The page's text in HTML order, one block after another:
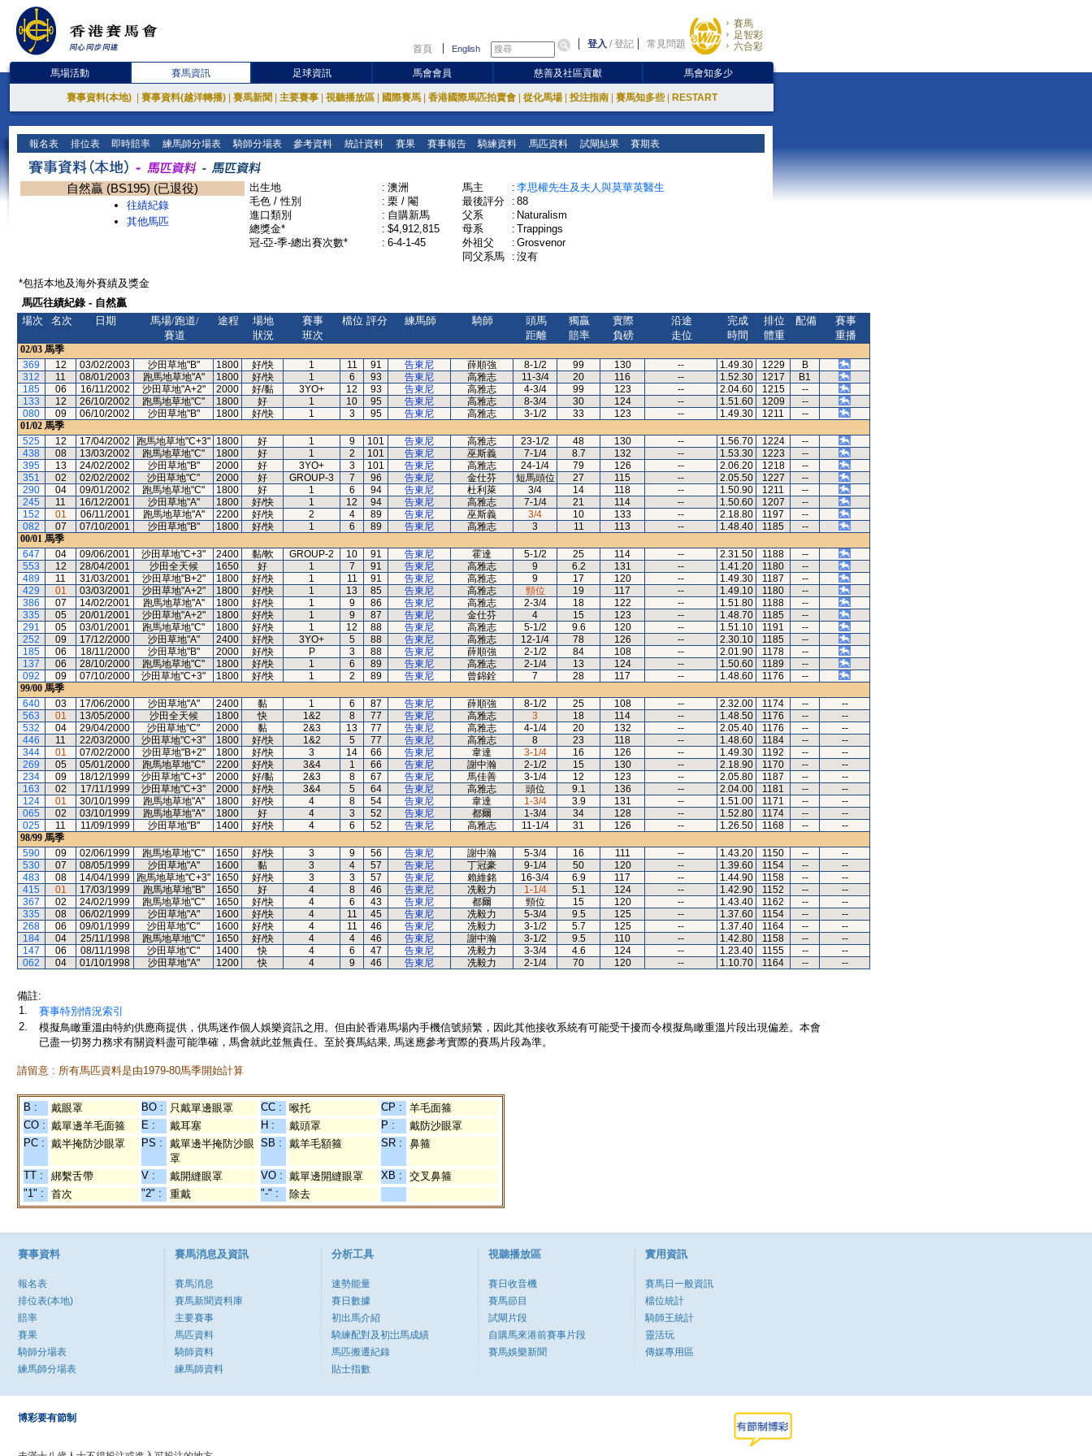
首頁 English 登入 /登記 常見問題
賽馬
足智彩
六合彩
馬場活動 賽馬資訊 足球資訊 馬會會員 慈善及社區貢獻 馬會知多少
賽事資料(本地) 賽事資料(越洋轉播) 賽馬新聞 主要賽事 視聽播放區 國際賽馬 香港國際馬匹拍賣會 從化馬場 投注指南 賽馬知多些 RESTART
報名表 排位表 即時賠率 練馬師分場表 騎師分場表 參考資料 統計資料 賽果 賽事報告 騎練資料 馬匹資料 試閘結果 賽期表
自然贏 (BS195) (已退役)
往績紀錄
其他馬匹
出生地 : 澳洲
毛色 / 性別
: 栗 / 閹
進口類別
: 自購新馬
總獎金*
: $4,912,815
冠-亞-季-總出賽次數*
: 6-4-1-45
馬主 : 李思權先生及夫人與莫華英醫生
最後評分
: 88
父系
: Naturalism
母系
: Trappings
外祖父
: Grosvenor
同父系馬
: 沒有
*包括本地及海外賽績及獎金
馬匹往績紀錄 - 自然贏
場次
名次 日期
馬場/跑道/
賽道
途程
場地
狀況
賽事
班次
檔位 評分 練馬師 騎師
頭馬
距離
獨贏
賠率
實際
負磅
沿途
走位
完成
時間
排位
體重
配備
賽事
重播
02/03 馬季
369
12 03/02/2003 沙田草地"B" 1800 好/快 1 11 91 告東尼 薛順強 8-1/2 99 130 -- 1.49.30 1229
B
312
11 08/01/2003 跑馬地草地"A" 1800 好/快 1 6 93 告東尼 高雅志 11-3/4 20 116 -- 1.52.30 1217
B1
185
06 16/11/2002 沙田草地"A+2" 2000 好/黏 3YO+ 12 93 告東尼 高雅志 4-3/4 99 123 -- 2.04.60 1215
--
133
12 26/10/2002 跑馬地草地"C" 1800 好 1 10 95 告東尼 高雅志 8-3/4 30 124 -- 1.51.60 1209
--
080
09 06/10/2002 沙田草地"B" 1800 好/快 1 3 95 告東尼 高雅志 3-1/2 33 123 -- 1.49.30 1211
--
01/02 馬季
525
12 17/04/2002 跑馬地草地"C+3" 1800 好 1 9 101 告東尼 高雅志 23-1/2 48 130 -- 1.56.70 1224
--
438
08 13/03/2002 跑馬地草地"C" 1800 好 1 2 101 告東尼 巫斯義 7-1/4 8.7 132 -- 1.53.30 1223
--
395
13 24/02/2002 沙田草地"B" 2000 好 3YO+ 3 101 告東尼 高雅志 24-1/4 79 126 -- 2.06.20 1218
--
351
02 02/02/2002 沙田草地"C" 2000 好 GROUP-3 7 96 告東尼 金仕芬 短馬頭位 27 115 -- 2.05.50 1227
--
290
04 09/01/2002 跑馬地草地"C" 1800 好 1 6 94 告東尼 杜利萊 3/4 14 118 -- 1.50.90 1211
--
245
11 16/12/2001 沙田草地"A" 1800 好/快 1 12 94 告東尼 高雅志 7-1/4 21 114 -- 1.50.60 1207
--
152
01 06/11/2001 跑馬地草地"A" 2200 好/快 2 4 89 告東尼 巫斯義 3/4 10 133 -- 2.18.80 1197
--
082
07 07/10/2001 沙田草地"B" 1800 好/快 1 6 89 告東尼 高雅志 3 11 113 -- 1.48.40 1185
--
00/01 馬季
647
04 09/06/2001 沙田草地"C+3" 2400 黏/軟 GROUP-2 10 91 告東尼 霍達 5-1/2 25 114 -- 2.31.50 1188
--
553
12 28/04/2001 沙田全天候 1650 好 1 7 91 告東尼 高雅志 9 6.2 131 -- 1.41.20 1180
--
489
11 31/03/2001 沙田草地"B+2" 1800 好/快 1 11 91 告東尼 高雅志 9 17 120 -- 1.49.30 1187
--
429
01 03/03/2001 沙田草地"A+2" 1800 好/快 1 13 85 告東尼 高雅志 頸位 19 117 -- 1.49.10 1180
--
386
07 14/02/2001 跑馬地草地"A" 1800 好/快 1 9 86 告東尼 高雅志 2-3/4 18 122 -- 1.51.80 1188
--
335
05 20/01/2001 沙田草地"A+2" 1800 好/快 1 9 87 告東尼 金仕芬 4 15 123 -- 1.48.70 1185
--
291
05 03/01/2001 跑馬地草地"C" 1800 好/快 1 12 88 告東尼 高雅志 5-1/2 9.6 120 -- 1.51.10 1191
--
252
09 17/12/2000 沙田草地"A" 2400 好/快 3YO+ 5 88 告東尼 高雅志 12-1/4 78 126 -- 2.30.10 1185
--
185
06 18/11/2000 沙田草地"B" 2000 好/快 P 3 88 告東尼 薛順強 2-1/2 84 108 -- 2.01.90 1178
--
137
06 28/10/2000 跑馬地草地"C" 1800 好/快 1 6 89 告東尼 高雅志 2-1/4 13 124 -- 1.50.60 1189
--
092
09 07/10/2000 沙田草地"C+3" 1800 好/快 1 2 89 告東尼 曾錦銓 7 28 117 -- 1.48.60 1176
--
99/00 馬季
640
03 17/06/2000 沙田草地"A" 2400 黏 1 6 87 告東尼 薛順強 8-1/2 25 108 -- 2.32.00 1174 --
--
563
01 13/05/2000 沙田全天候 1800 快 1&2 8 77 告東尼 高雅志 3 18 114 -- 1.48.50 1176 --
--
532
04 29/04/2000 沙田草地"C" 2000 黏 2&3 13 77 告東尼 高雅志 4-1/4 20 132 -- 2.05.40 1176 --
--
446
11 22/03/2000 沙田草地"C+3" 1800 好/快 1&2 5 77 告東尼 高雅志 8 23 118 -- 1.48.60 1184 --
--
344
01 07/02/2000 沙田草地"B+2" 1800 好/快 3 14 66 告東尼 韋達 3-1/4 16 126 -- 1.49.30 1192 --
--
269
05 05/01/2000 跑馬地草地"C" 2200 好/快 3&4 1 66 告東尼 謝中瀚 2-1/2 15 130 -- 2.18.90 1170 --
--
234
09 18/12/1999 沙田草地"C+3" 2000 好/黏 2&3 8 67 告東尼 馬佳善 3-1/4 12 123 -- 2.05.80 1187 --
--
163
02 17/11/1999 沙田草地"C+3" 2000 好/快 3&4 5 64 告東尼 高雅志 頭位 9.1 136 -- 2.04.00 1181 --
--
124
01 30/10/1999 跑馬地草地"A" 1800 好/快 4 8 54 告東尼 韋達 1-3/4 3.9 131 -- 1.51.00 1171 --
--
065
02 03/10/1999 跑馬地草地"A" 1800 好 4 3 52 告東尼 都爾 1-3/4 34 128 -- 1.52.80 1174 --
--
025
11 11/09/1999 沙田草地"B" 1400 好/快 4 6 52 告東尼 高雅志 11-1/4 31 126 -- 1.26.50 1168 --
--
98/99 馬季
590
09 02/06/1999 跑馬地草地"C" 1650 好/快 3 9 56 告東尼 謝中瀚 5-3/4 16 111 -- 1.43.20 1150 --
--
530
07 08/05/1999 沙田草地"A" 1600 黏 3 4 57 告東尼 丁冠豪 9-1/4 50 120 -- 1.39.60 1154 --
--
483
08 14/04/1999 跑馬地草地"C+3" 1650 好/快 3 3 57 告東尼 賴維銘 16-3/4 6.9 117 -- 1.44.90 1158 --
--
415
01 17/03/1999 跑馬地草地"B" 1650 好 4 8 46 告東尼 冼毅力 1-1/4 5.1 124 -- 1.42.90 1152 --
--
367
02 24/02/1999 跑馬地草地"C" 1650 好/快 4 6 43 告東尼 都爾 頸位 15 120 -- 1.43.40 1162 --
--
335
08 06/02/1999 沙田草地"A" 1600 好/快 4 11 45 告東尼 冼毅力 5-3/4 9.5 125 -- 1.37.60 1154 --
--
268
06 09/01/1999 沙田草地"C" 1600 好/快 4 11 46 告東尼 冼毅力 3-1/2 5.7 125 -- 1.37.40 1164 --
--
184
04 25/11/1998 跑馬地草地"C" 1650 好/快 4 4 46 告東尼 謝中瀚 3-1/2 9.5 110 -- 1.42.80 1158 --
--
147
06 08/11/1998 沙田草地"C" 1400 快 4 6 47 告東尼 冼毅力 3-3/4 4.6 124 -- 1.23.40 1155 --
--
062
04 01/10/1998 沙田草地"A" 1200 快 4 9 46 告東尼 冼毅力 2-1/4 70 120 -- 1.10.70 1164 -- --
備註:
1.
賽事特別情況索引
2.
模擬鳥瞰重溫由特約供應商提供，供馬迷作個人娛樂資訊之用。但由於香港馬場內手機信號頻繁，因此其他接收系統有可能受干擾而令模擬鳥瞰重溫片段出現偏差。本會
已盡一切努力務求有關資料盡可能準確，馬會就此並無責任。至於賽馬結果, 馬迷應參考實際的賽馬片段為準。
請留意 : 所有馬匹資料是由1979-80馬季開始計算
B : 戴眼罩 BO : 只戴單邊眼罩 CC : 喉托 CP :
羊毛面箍
CO : 戴單邊羊毛面箍 E : 戴耳塞 H : 戴頭罩 P :
戴防沙眼罩
PC : 戴半掩防沙眼罩 PS :
戴單邊半掩防沙眼
罩
SB : 戴羊毛額箍 SR : 鼻箍
TT : 綁繫舌帶 V : 戴開縫眼罩 VO : 戴單邊開縫眼罩 XB :
交叉鼻箍
"1" :
首次 "2" : 重戴 "-" : 除去
賽事資料
報名表
排位表(本地)
賠率
賽果
騎師分場表
練馬師分場表
賽馬消息及資訊
賽馬消息
賽馬新聞資料庫
主要賽事
馬匹資料
騎師資料
練馬師資料
分析工具
速勢能量
賽日數據
初出馬介紹
騎練配對及初岀馬成績
馬匹搬遷紀錄
貼士指數
視聽播放區
賽日收音機
賽馬節目
試閘片段
自購馬來港前賽事片段
賽馬娛樂新聞
實用資訊
賽馬日一般資訊
檔位統計
騎師王統計
靈活玩
傳媒專用區
博彩要有節制